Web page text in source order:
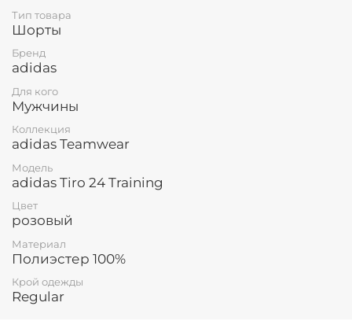
Тип товара
Шорты
Бренд
adidas
Для кого
Мужчины
Коллекция
adidas Teamwear
Модель
adidas Tiro 24 Training
Цвет
розовый
Материал
Полиэстер 100%
Крой одежды
Regular